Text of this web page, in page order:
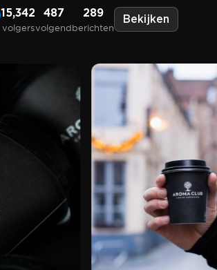
15,342
volgers
487
volgend
289
berichten
Bekijken